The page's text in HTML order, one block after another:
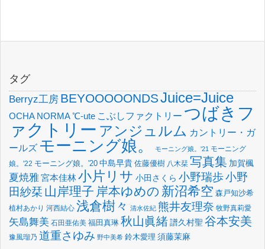
タグ
Berryz工房 BEYOOOOONDSJuice=Juice
OCHA NORMA℃-ute こぶしファクトリー つばきフ
ァクトリー アンジュルム カントリー・ガ
ールズ モーニング娘。 モーニング娘。'21 モーニング
娘。'22 モーニング娘。'20 中島早貴 佐藤優樹 八木栞 写真集 加賀楓
夏焼雅宮本佳林小片リサ 小田さくら 小野瑞歩小野
田紗栞 山岸理子 岸本ゆめの 新沼希空 森戸知沙希
植村あかり 河西結心 浅倉樹々 清水佐紀 熊井友理奈 牧野真莉愛
矢島舞美 石田亜佑美 福田真琳 秋山眞緒譜久村聖 谷本安美
豫風瑠乃 道重さゆみ 野中美希 鈴木愛理 須藤茉麻